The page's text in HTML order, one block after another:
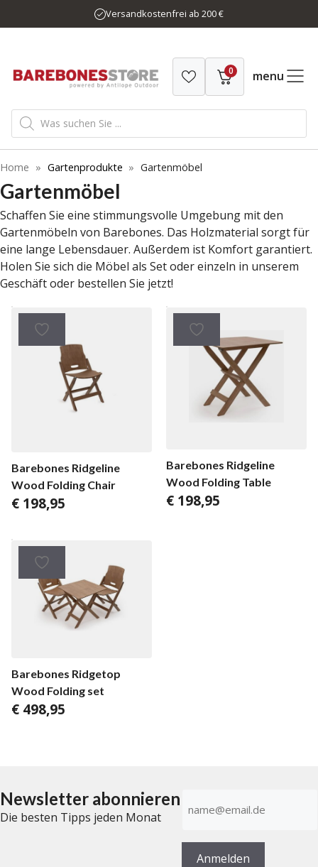
Inhalt
Versandkostenfrei ab 200 €
0 menu
Products
search
Home » Gartenprodukte » Gartenmöbel
Gartenmöbel
Schaffen Sie eine stimmungsvolle Umgebung mit den
Gartenmöbeln von Barebones. Das Holzmaterial sorgt für
eine lange Lebensdauer. Außerdem ist Komfort garantiert.
Holen Sie sich die Möbel als Set oder einzeln in unserem
Geschäft oder bestellen Sie jetzt!
Barebones Ridgeline
Wood Folding Chair
€ 198,95
Barebones Ridgeline
Wood Folding Table
€ 198,95
Barebones Ridgetop
Wood Folding set
€ 498,95
Newsletter abonnieren
Die besten Tipps jeden Monat
Mail-
Anmelden